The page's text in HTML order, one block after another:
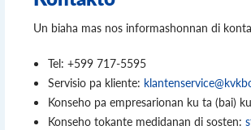
Un biaha mas nos informashonnan di
Tel: +599 717-5595
Servisio pa kliente:
Konseho pa empresarionan ku ta (bai)
Konseho tokante medidanan di sosten: